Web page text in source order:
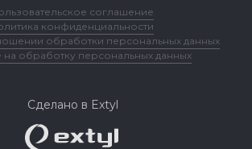
соглашение
конфиденциальности
обработки персональных данных
на обработку персональных данных
Сделано в Extyl